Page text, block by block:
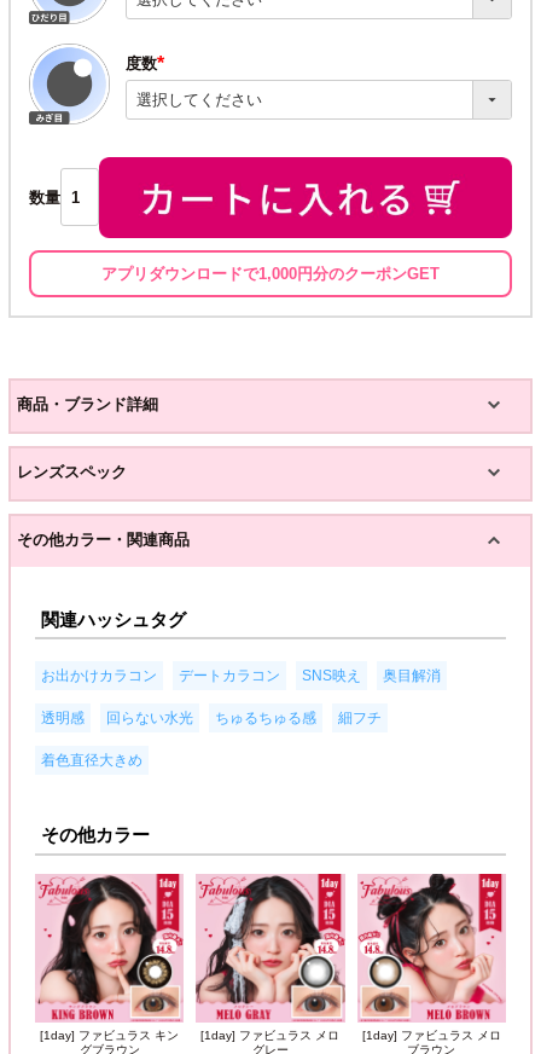
度数
(必
須)
数量
アプリダウンロードで1,000円分のクーポンGET
商品・ブランド詳細
レンズスペック
その他カラー・関連商品
関連ハッシュタグ
お出かけカラコン デートカラコン SNS映え 奥目解消
透明感 回らない水光 ちゅるちゅる感 細フチ
着色直径大きめ
その他カラー
[1day] ファビュラス キン
グブラウン
[1day] ファビュラス メロ
グレー
[1day] ファビュラス メロ
ブラウン